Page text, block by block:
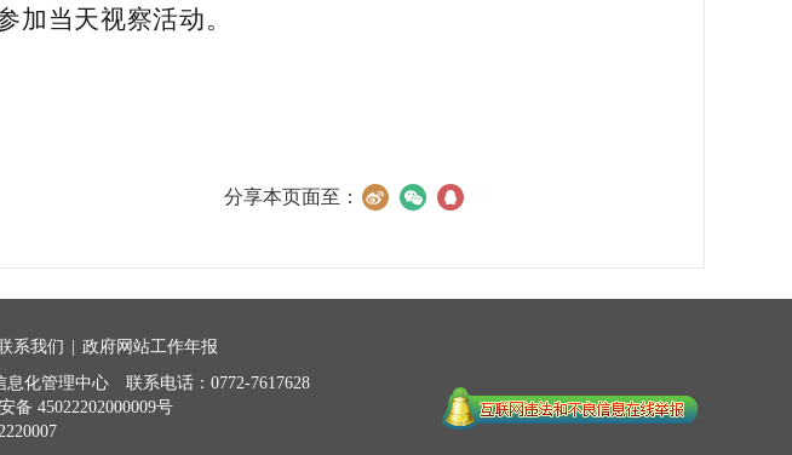
加当天视察活动。
分享本页面至：
系我们
政府网站工作年报
息化管理中心
联系电话：0772-7617628
备 45022202000009号